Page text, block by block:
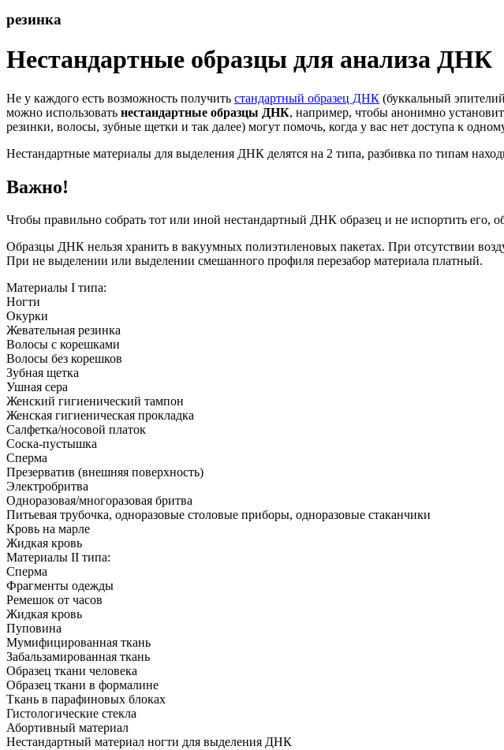
резинка
Нестандартные образцы для анализа ДНК
Не у каждого есть возможность получить стандартный образец ДНК (буккальный
можно использовать нестандартные образцы ДНК, например, чтобы анонимно
резинки, волосы, зубные щетки и так далее) могут помочь, когда у вас нет доступа к
Нестандартные материалы для выделения ДНК делятся на 2 типа, разбивка по типам
Важно!
Чтобы правильно собрать тот или иной нестандартный ДНК образец и не испортить его,
Образцы ДНК нельзя хранить в вакуумных полиэтиленовых пакетах. При отсутствии
При не выделении или выделении смешанного профиля перезабор материала платный.
Материалы I типа:
Ногти
Окурки
Жевательная резинка
Волосы с корешками
Волосы без корешков
Зубная щетка
Ушная сера
Женский гигиенический тампон
Женская гигиеническая прокладка
Салфетка/носовой платок
Соска-пустышка
Сперма
Презерватив (внешняя поверхность)
Электробритва
Одноразовая/многоразовая бритва
Питьевая трубочка, одноразовые столовые приборы, одноразовые стаканчики
Кровь на марле
Жидкая кровь
Материалы II типа:
Сперма
Фрагменты одежды
Ремешок от часов
Жидкая кровь
Пуповина
Мумифицированная ткань
Забальзамированная ткань
Образец ткани человека
Образец ткани в формалине
Ткань в парафиновых блоках
Гистологические стекла
Абортивный материал
Нестандартный материал ногти для выделения ДНК